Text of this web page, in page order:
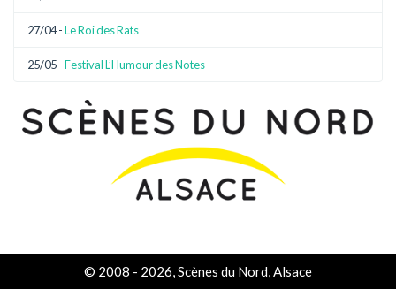
27/04 -Le Roi des Rats
25/05 -Festival L’Humour des Notes
© 2008 - 2026, Scènes du Nord, Alsace